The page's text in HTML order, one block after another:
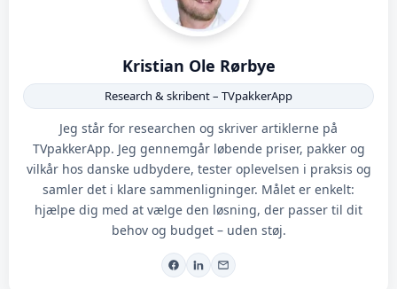
Kristian Ole Rørbye
Research & skribent – TVpakkerApp
Jeg står for researchen og skriver artiklerne på
TVpakkerApp. Jeg gennemgår løbende priser, pakker og
vilkår hos danske udbydere, tester oplevelsen i praksis og
samler det i klare sammenligninger. Målet er enkelt:
hjælpe dig med at vælge den løsning, der passer til dit
behov og budget – uden støj.